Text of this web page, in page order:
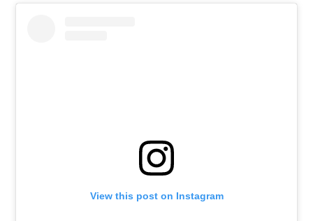
View this post on Instagram